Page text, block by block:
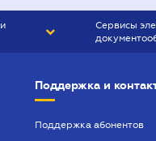
Сервисы
Поддержка и
Поддержка абонентов